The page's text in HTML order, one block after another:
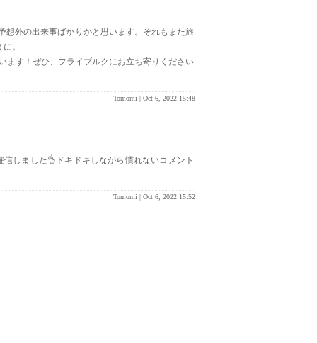
想外の出来事ばかりかと思います。それもまた旅
。
ます！ぜひ、フライブルクにお立ち寄りください
Tomomi | Oct 6, 2022 15:48
しました👌ドキドキしながら慣れないコメント
Tomomi | Oct 6, 2022 15:52